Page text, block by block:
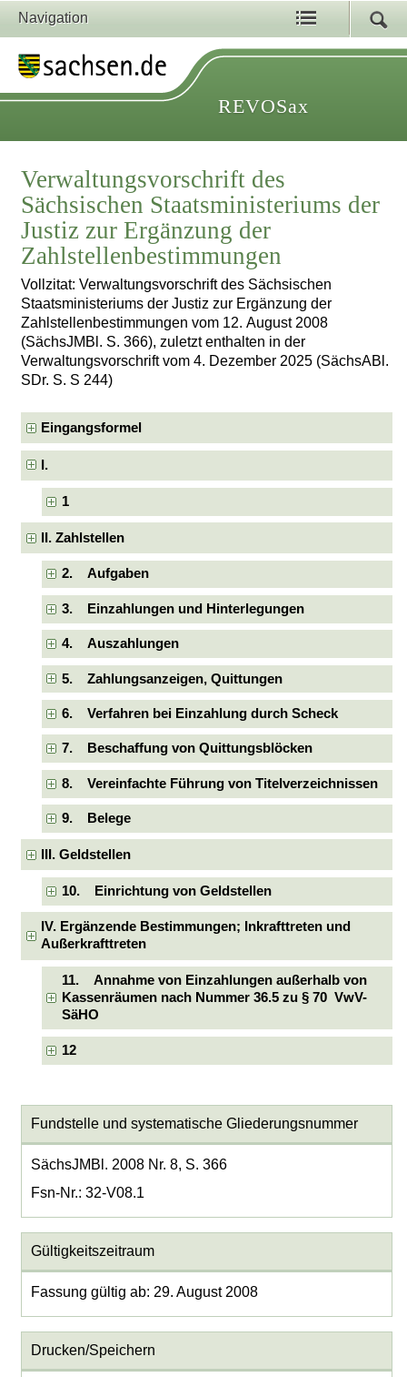
Navigation
REVOSax
Verwaltungsvorschrift des
Sächsischen Staatsministeriums der
Justiz zur Ergänzung der
Zahlstellenbestimmungen
Vollzitat: Verwaltungsvorschrift des Sächsischen
Staatsministeriums der Justiz zur Ergänzung der
Zahlstellenbestimmungen vom 12. August 2008
(SächsJMBl. S. 366), zuletzt enthalten in der
Verwaltungsvorschrift vom 4. Dezember 2025 (SächsABl.
SDr. S. S 244)
Eingangsformel
I.
1
II. Zahlstellen
2. Aufgaben
3. Einzahlungen und Hinterlegungen
4. Auszahlungen
5. Zahlungsanzeigen, Quittungen
6. Verfahren bei Einzahlung durch Scheck
7. Beschaffung von Quittungsblöcken
8. Vereinfachte Führung von Titelverzeichnissen
9. Belege
III. Geldstellen
10. Einrichtung von Geldstellen
IV. Ergänzende Bestimmungen; Inkrafttreten und
Außerkrafttreten
11. Annahme von Einzahlungen außerhalb von
Kassenräumen nach Nummer 36.5 zu § 70 VwV-
SäHO
12
Fundstelle und systematische Gliederungsnummer
SächsJMBl. 2008 Nr. 8, S. 366
Fsn-Nr.: 32-V08.1
Gültigkeitszeitraum
Fassung gültig ab: 29. August 2008
Drucken/Speichern